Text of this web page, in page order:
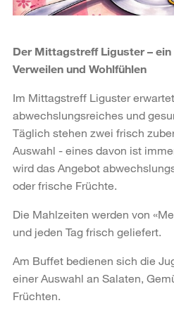
Der Mittagstreff Liguster – ein
Verweilen und Wohlfühlen
Im Mittagstreff Liguster
abwechslungsreiches und
Täglich stehen zwei frisch
Auswahl - eines davon ist
wird das Angebot
oder frische Früchte.
Die Mahlzeiten werden von
und jeden Tag frisch geliefert.
Am Buffet bedienen sich die
einer Auswahl an Salaten,
Früchten.